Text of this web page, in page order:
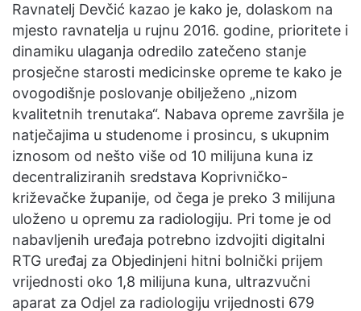
Ravnatelj Devčić kazao je kako je, dolaskom na
mjesto ravnatelja u rujnu 2016. godine, prioritete i
dinamiku ulaganja odredilo zatečeno stanje
prosječne starosti medicinske opreme te kako je
ovogodišnje poslovanje obilježeno „nizom
kvalitetnih trenutaka“. Nabava opreme završila je
natječajima u studenome i prosincu, s ukupnim
iznosom od nešto više od 10 milijuna kuna iz
decentraliziranih sredstava Koprivničko-
križevačke županije, od čega je preko 3 milijuna
uloženo u opremu za radiologiju. Pri tome je od
nabavljenih uređaja potrebno izdvojiti digitalni
RTG uređaj za Objedinjeni hitni bolnički prijem
vrijednosti oko 1,8 milijuna kuna, ultrazvučni
aparat za Odjel za radiologiju vrijednosti 679